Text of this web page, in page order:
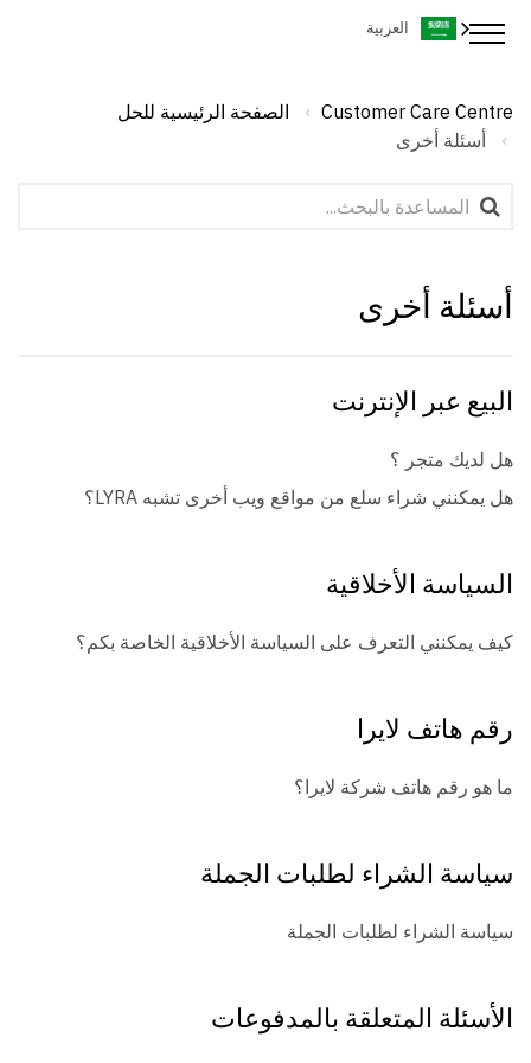
العربية
Customer Care Centre
الصفحة الرئيسية للحل
أسئلة أخرى
أسئلة أخرى
البيع عبر الإنترنت
هل لديك متجر ؟
هل يمكنني شراء سلع من مواقع ويب أخرى تشبه LYRA؟
السياسة الأخلاقية
كيف يمكنني التعرف على السياسة الأخلاقية الخاصة بكم؟
رقم هاتف لايرا
ما هو رقم هاتف شركة لايرا؟
سياسة الشراء لطلبات الجملة
سياسة الشراء لطلبات الجملة
الأسئلة المتعلقة بالمدفوعات